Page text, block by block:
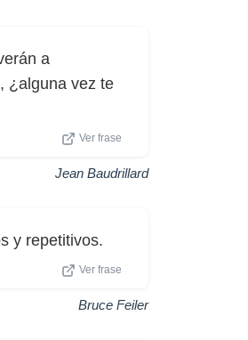
a
¿alguna vez te
Ver frase
Jean Baudrillard
y repetitivos.
Ver frase
Bruce Feiler